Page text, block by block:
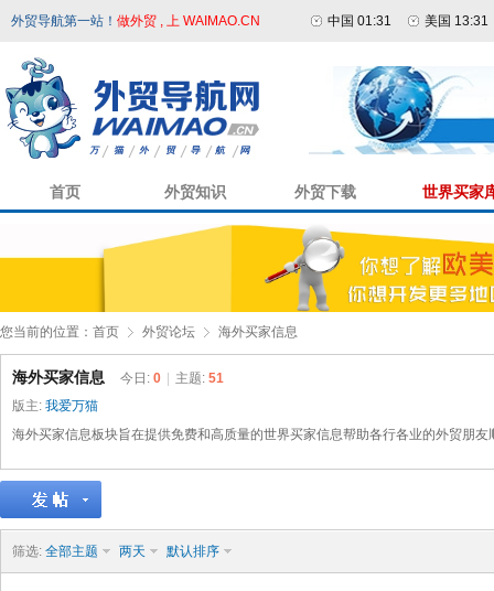
外贸导航第一站！ 做外贸 , 上 WAIMAO.CN 中国 01:31 美国 13:31
首页 外贸知识 外贸下载 世界买家
您当前的位置： 首页 外贸论坛 海外买家信息
海外买家信息 今日: 0 主题: 51
版主: 我爱万猫
海外买家信息板块旨在提供免费和高质量的世界买家信息帮助各行各业的外贸朋
筛选: 全部主题 两天 默认排序